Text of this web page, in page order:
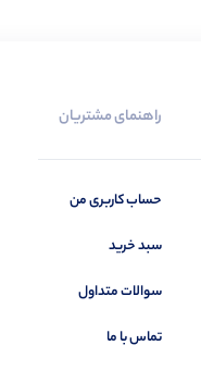
راهنمای مشتریان
حساب کاربری من
سبد خرید
سوالات متداول
تماس با ما